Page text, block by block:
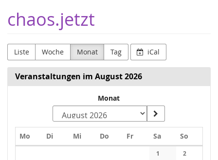
Haupt-
Inhalt
chaos.jetzt
Liste Woche Monat Tag iCal
Veranstaltungen im August 2026
zur
Anzeige
auswählen
Monat
Mo Montag
DiDienstag
MiMittwoch
Do Donnerstag
FrFreitagSaSamstag
So
1 2